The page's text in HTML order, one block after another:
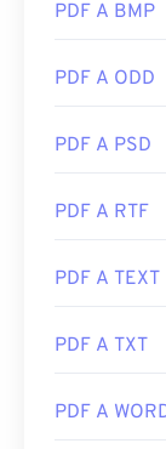
PDF A BMP
PDF A ODD
PDF A PSD
PDF A RTF
PDF A TEXT
PDF A TXT
PDF A